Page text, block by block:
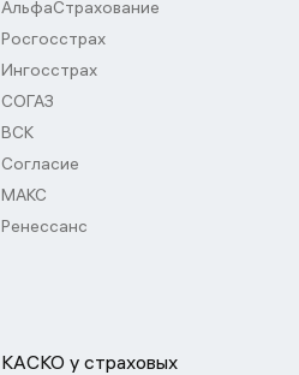
АльфаСтрахование
Росгосстрах
Ингосстрах
СОГАЗ
ВСК
Согласие
МАКС
Ренессанс
КАСКО у страховых